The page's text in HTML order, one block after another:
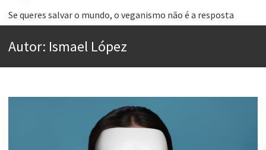
Tem que filmar isso daí
Aprender a fracassar é o segredo do sucesso
Esse tal de Rock Gaúcho
Os causos de Jorge Luis Borges
Voto obrigatório é correto?
Autor: Ismael López